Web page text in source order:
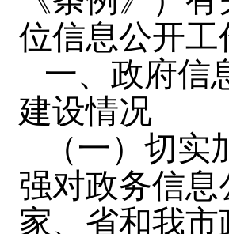
位信息公开
一、政府信
建设情况
（一）切
强对政务信
家、省和我